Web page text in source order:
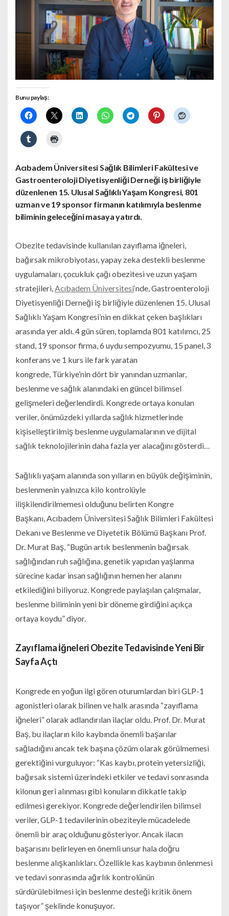
Bunu paylaş:
Acıbadem Üniversitesi Sağlık Bilimleri Fakültesi ve
Gastroenteroloji Diyetisyenliği Derneği iş birliğiyle
düzenlenen 15. Ulusal Sağlıklı Yaşam Kongresi, 801
uzman ve 19 sponsor firmanın katılımıyla beslenme
biliminin geleceğini masaya yatırdı.
Obezite tedavisinde kullanılan zayıflama iğneleri,
bağırsak mikrobiyotası, yapay zeka destekli beslenme
uygulamaları, çocukluk çağı obezitesi ve uzun yaşam
stratejileri, Acıbadem Üniversitesi‘nde, Gastroenteroloji
Diyetisyenliği Derneği iş birliğiyle düzenlenen 15. Ulusal
Sağlıklı Yaşam Kongresi’nin en dikkat çeken başlıkları
arasında yer aldı. 4 gün süren, toplamda 801 katılımcı, 25
stand, 19 sponsor firma, 6 uydu sempozyumu, 15 panel, 3
konferans ve 1 kurs ile fark yaratan
kongrede, Türkiye’nin dört bir yanından uzmanlar,
beslenme ve sağlık alanındaki en güncel bilimsel
gelişmeleri değerlendirdi. Kongrede ortaya konulan
veriler, önümüzdeki yıllarda sağlık hizmetlerinde
kişiselleştirilmiş beslenme uygulamalarının ve dijital
sağlık teknolojilerinin daha fazla yer alacağını gösterdi…
Sağlıklı yaşam alanında son yılların en büyük değişiminin,
beslenmenin yalnızca kilo kontrolüyle
ilişkilendirilmemesi olduğunu belirten Kongre
Başkanı, Acıbadem Üniversitesi Sağlık Bilimleri Fakültesi
Dekanı ve Beslenme ve Diyetetik Bölümü Başkanı Prof.
Dr. Murat Baş, “Bugün artık beslenmenin bağırsak
sağlığından ruh sağlığına, genetik yapıdan yaşlanma
sürecine kadar insan sağlığının hemen her alanını
etkilediğini biliyoruz. Kongrede paylaşılan çalışmalar,
beslenme biliminin yeni bir döneme girdiğini açıkça
ortaya koydu” diyor.
Zayıflama İğneleri Obezite Tedavisinde Yeni Bir
Sayfa Açtı
Kongrede en yoğun ilgi gören oturumlardan biri GLP-1
agonistleri olarak bilinen ve halk arasında “zayıflama
iğneleri” olarak adlandırılan ilaçlar oldu. Prof. Dr. Murat
Baş, bu ilaçların kilo kaybında önemli başarılar
sağladığını ancak tek başına çözüm olarak görülmemesi
gerektiğini vurguluyor: “Kas kaybı, protein yetersizliği,
bağırsak sistemi üzerindeki etkiler ve tedavi sonrasında
kilonun geri alınması gibi konuların dikkatle takip
edilmesi gerekiyor. Kongrede değerlendirilen bilimsel
veriler, GLP-1 tedavilerinin obeziteyle mücadelede
önemli bir araç olduğunu gösteriyor. Ancak ilacın
başarısını belirleyen en önemli unsur hala doğru
beslenme alışkanlıkları. Özellikle kas kaybının önlenmesi
ve tedavi sonrasında ağırlık kontrolünün
sürdürülebilmesi için beslenme desteği kritik önem
taşıyor” şeklinde konuşuyor.